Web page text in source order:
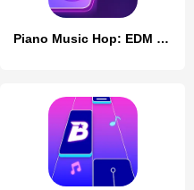
Piano Music Hop: EDM Rush!